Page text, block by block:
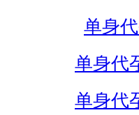
单身
单身代
单身代